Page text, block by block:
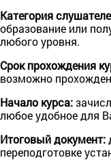
Категория
образование или
любого уровня.
Срок прохождения
возможно
Начало курса:
любое удобное для
Итоговый документ:
переподготовке